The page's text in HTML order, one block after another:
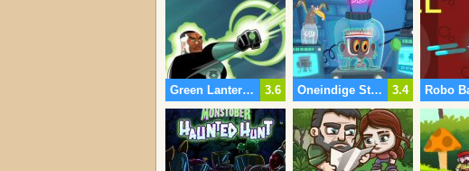
3.6
Green Lantern Space Escape 3.4
Oneindige Steve Robo